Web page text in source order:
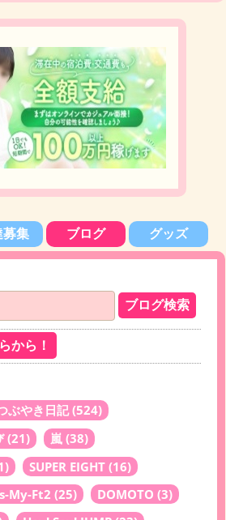
募集 ブログ グッズ
から！
ぶやき日記(524)
(21) 嵐 (38)
SUPER EIGHT (16)
My-Ft2 (25) DOMOTO (3)